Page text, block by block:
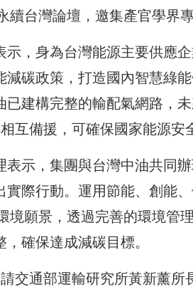
續台灣論壇，邀集產官學界
示，身為台灣能源主要供應
減碳政策，打造國內智慧綠
已建構完整的輸配氣網路，
互備援，可確保國家能源安
表示，集團與台灣中油共同
實際行動。運用節能、創能
境願景，透過完善的環境管
確保達成減碳目標。
交通部運輸研究所黃新薰所